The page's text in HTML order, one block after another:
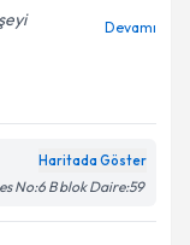
Devamı
Haritada Göster
No:6 B blok Daire:59